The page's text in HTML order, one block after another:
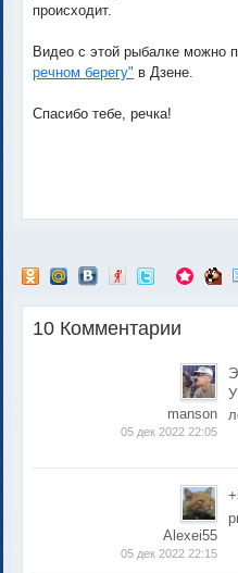
происходит.
Видео с этой рыбалке можно
речном берегу" в Дзене.
Спасибо тебе, речка!
10 Комментарии
manson
05 дек 2022 22:05
Alexei55
05 дек 2022 22:15